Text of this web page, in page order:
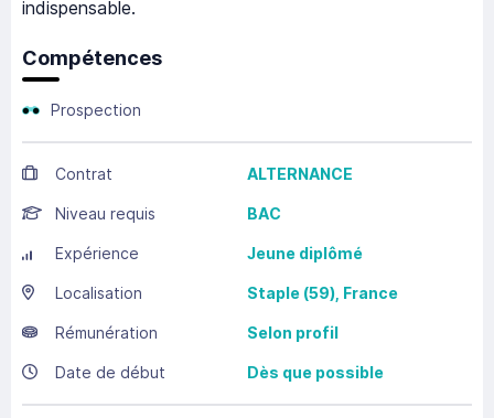
indispensable.
Compétences
Prospection
Contrat ALTERNANCE
Niveau requis BAC
Expérience Jeune diplômé
Localisation Staple (59), France
Rémunération Selon profil
Date de début Dès que possible